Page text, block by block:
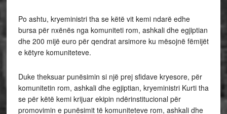
Po ashtu, kryeministri tha se këtë vit kemi ndarë edhe
bursa për nxënës nga komuniteti rom, ashkali dhe egjiptian
dhe 200 mijë euro për qendrat arsimore ku mësojnë fëmijët
e këtyre komuniteteve.
Duke theksuar punësimin si një prej sfidave kryesore, për
komunitetin rom, ashkali dhe egjiptian, kryeministri Kurti tha
se për këtë kemi krijuar ekipin ndërinstitucional për
promovimin e punësimit të komuniteteve rom, ashkali dhe